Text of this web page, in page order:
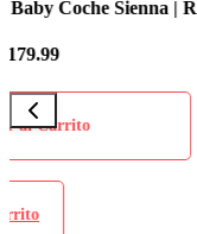
Premium